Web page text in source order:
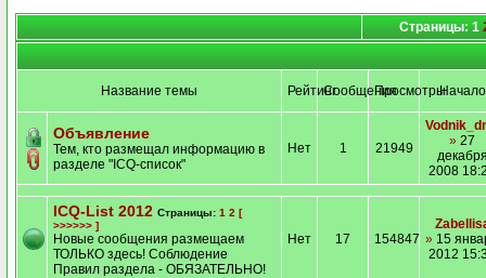
Страницы: 1
Название темы РейтингСообщенияПросмотрыНачало
Объявление
Тем, кто размещал информацию в
разделе "ICQ-список"
Нет 1 21949
» 27
2008
ICQ-List 2012 Страницы: 1 2 [
>>>>>> ]
Новые сообщения размещаем
ТОЛЬКО здесь! Соблюдение
Правил раздела - ОБЯЗАТЕЛЬНО!
Нет 17 154847 » 15
2012